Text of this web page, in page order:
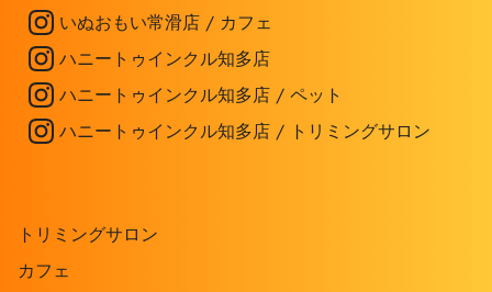
いぬおもい常滑店 / カフェ
ハニートゥインクル知多店
ハニートゥインクル知多店 / ペット
ハニートゥインクル知多店 / トリミングサロン
トリミングサロン
カフェ